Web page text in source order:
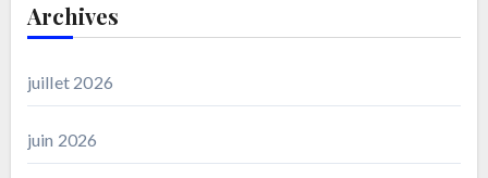
Archives
juillet 2026
juin 2026